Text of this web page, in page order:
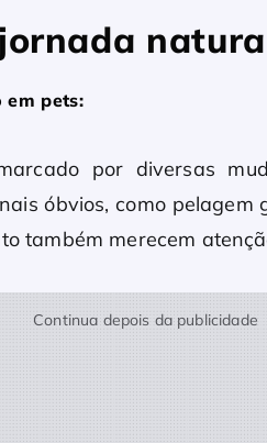
em pets:
por diversas
óbvios, como
também merecem
Continua depois da publicidade